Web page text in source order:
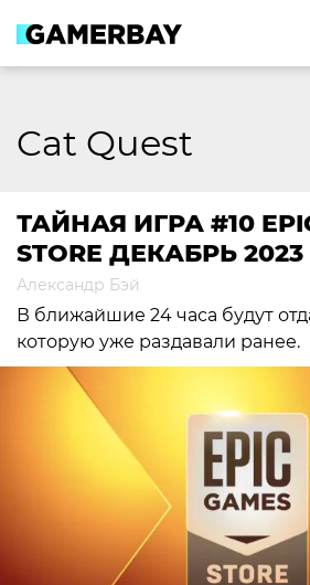
content
Cat Quest
ТАЙНАЯ ИГРА #10
STORE ДЕКАБРЬ 2023
Александр Бэй
В ближайшие 24 часа будут
которую уже раздавали ранее.